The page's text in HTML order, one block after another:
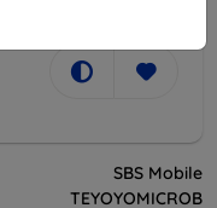
SBS Mobile
TEYOYOMICROB